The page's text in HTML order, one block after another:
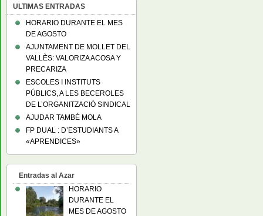
ULTIMAS ENTRADAS
HORARIO DURANTE EL MES
DE AGOSTO
AJUNTAMENT DE MOLLET DEL
VALLÈS: VALORIZA ACOSA Y
PRECARIZA
ESCOLES I INSTITUTS
PÚBLICS, A LES BECEROLES
DE L’ORGANITZACIÓ SINDICAL
AJUDAR TAMBÉ MOLA
FP DUAL : D’ESTUDIANTS A
«APRENDICES»
Entradas al Azar
HORARIO
DURANTE EL
MES DE AGOSTO